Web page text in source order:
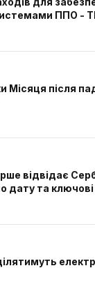
ППО -
Місяця після
відвідає
дату та